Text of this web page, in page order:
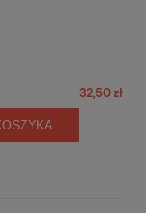
32,50 zł